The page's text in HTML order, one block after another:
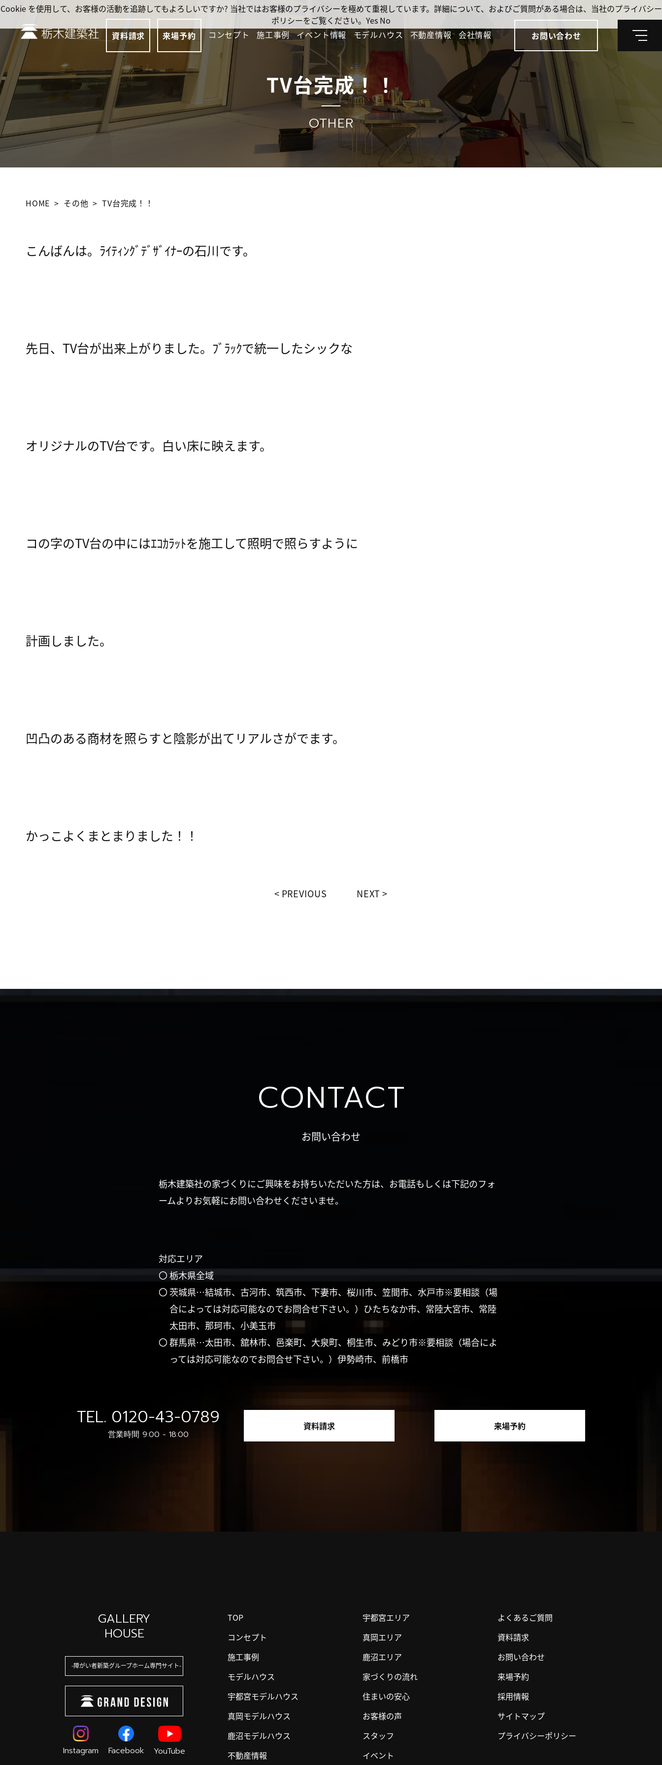
資料請求 来場予約 コンセプト 施工事例 イベント情報 モデルハウス 不動産情報 会社情報 お問い合わせ
メ
TV台完成！！
OTHER
HOME その他 TV台完成！！
こんばんは。ﾗｲﾃｨﾝｸﾞﾃﾞｻﾞｲﾅｰの石川です。
先日、TV台が出来上がりました。ﾌﾞﾗｯｸで統一したシックな
オリジナルのTV台です。白い床に映えます。
コの字のTV台の中にはｴｺｶﾗｯﾄを施工して照明で照らすように
計画しました。
凹凸のある商材を照らすと陰影が出てリアルさがでます。
かっこよくまとまりました！！
PREVIOUS NEXT
CONTACT
お問い合わせ
栃木建築社の家づくりにご興味をお持ちいただいた方は、お電話もしくは下記のフォ
ームよりお気軽にお問い合わせくださいませ。
対応エリア
〇 栃木県全域
〇 茨城県…結城市、古河市、筑西市、下妻市、桜川市、笠間市、水戸市※要相談（場
合によっては対応可能なのでお問合せ下さい。）ひたちなか市、常陸大宮市、常陸
太田市、那珂市、小美玉市
〇 群馬県…太田市、舘林市、邑楽町、大泉町、桐生市、みどり市※要相談（場合によ
っては対応可能なのでお問合せ下さい。）伊勢崎市、前橋市
TEL. 0120-43-0789
営業時間 9:00 - 18:00
資料請求 来場予約
GALLERY
HOUSE
障がい者新築グループホーム専門サイト
Instagram Facebook YouTube
TOP
コンセプト
施工事例
モデルハウス
宇都宮モデルハウス
真岡モデルハウス
鹿沼モデルハウス
不動産情報
宇都宮エリア
真岡エリア
鹿沼エリア
家づくりの流れ
住まいの安心
お客様の声
スタッフ
イベント
よくあるご質問
資料請求
お問い合わせ
来場予約
採用情報
サイトマップ
プライバシーポリシー
Cookie を使用して、お客様の活動を追跡してもよろしいですか? 当社ではお客様のプライバシーを極めて重視しています。詳細について、およびご質問がある場合は、当社のプライバシー
ポリシーをご覧ください。 Yes No